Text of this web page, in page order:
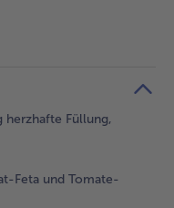
Füllung,
Feta und Tomate-